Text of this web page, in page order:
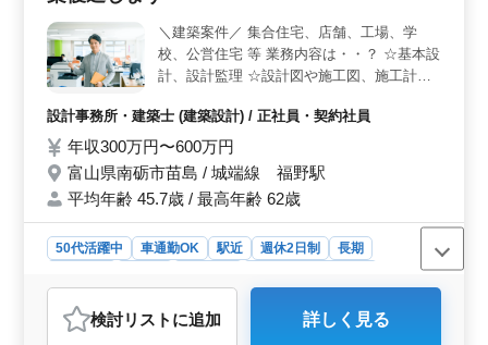
とができます。また、確認申請や各種書類作成、施工会
社の選定、設計監理など、プロジェクト全体に関わる責
任ある役割も担います。 ＜経験を活かせる環境＞
年齢よりも経験を重視し、女性の方も歓迎されていま
す。1級建築士の資格や構造設計1級建築士の資格があれ
ばより評価されます。経験豊富な方のご応募をお待ちし
ております。気軽にお問い合わせください。
＼建築案件／ 集合住宅、店舗、工場、学
校、公営住宅 等 業務内容は・・？ ☆基本設
計、設計監理 ☆設計図や施工図、施工計画
ち合わせ、現場調査業務 ☆CAD操作 ポイン
トは・・？ ☆作業着支給 ☆交通費支給 ☆資
格手当支給 ☆週休2日制 ☆車通勤可能 ☆駅
徒歩圏内 1級建築士の方条件面優遇致します
♪ 女性の方も歓迎！年齢よりも経験のある方
募集しております！ お気軽にお問い合わせ
ください♪
設計事務所・建築士 (建築設計) / 正社員・契約社員
年収300万円〜600万円
富山県南砺市苗島 / 城端線 福野駅
平均年齢 45.7歳 / 最高年齢 62歳
50代活躍中 車通勤OK 駅近 週休2日制
長期
おすすめポイント
＜1級建築士優遇の建築意匠設計業務＞ 南砺市苗島に位
検討リスト に追加 詳しく見る